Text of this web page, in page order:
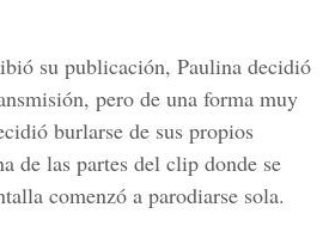
su publicación, Paulina decidió
pero de una forma muy
burlarse de sus propios
de las partes del clip donde se
comenzó a parodiarse sola.